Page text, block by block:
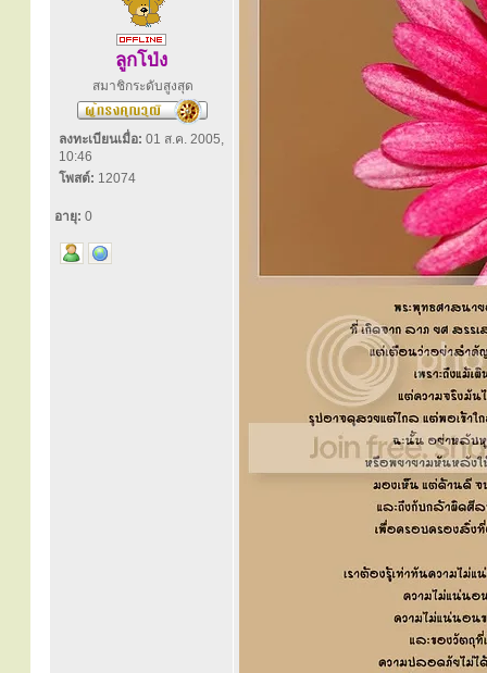
ลูกโป่ง
สมาชิกระดับสูงสุด
ลงทะเบียนเมื่อ: 01 ส.ค. 2005,
10:46
โพสต์: 12074
อายุ: 0